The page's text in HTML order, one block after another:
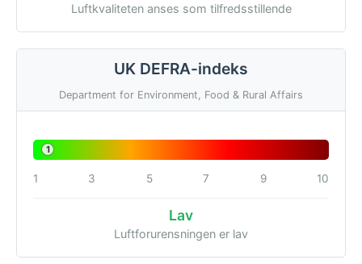
Luftkvaliteten anses som tilfredsstillende
UK DEFRA-indeks
Department for Environment, Food & Rural Affairs
1
1 3 5 7 9 10
Lav
Luftforurensningen er lav